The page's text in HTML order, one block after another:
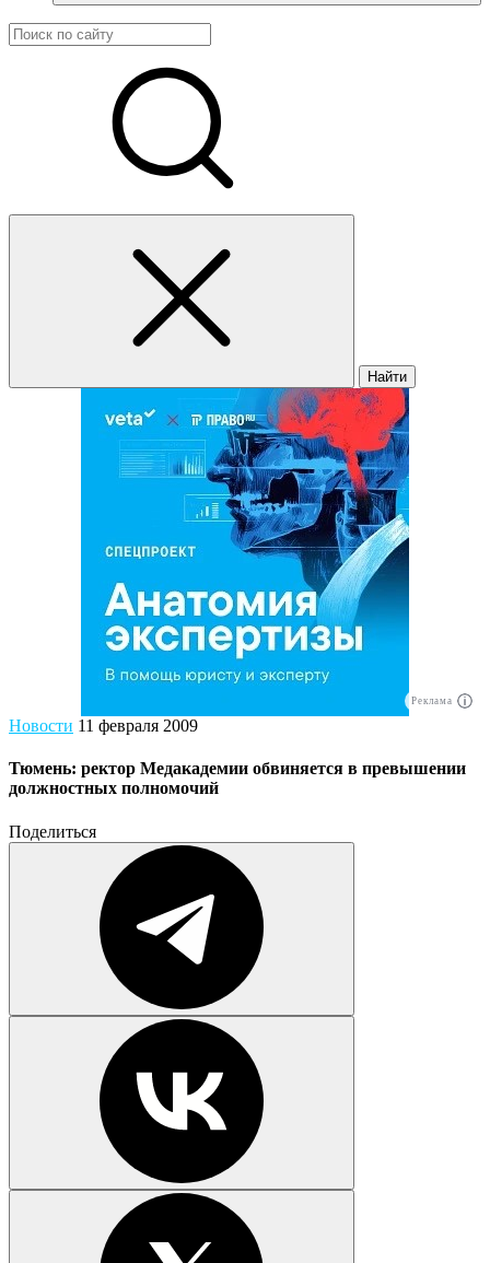
Найти
Реклама
Новости 11 февраля 2009
Тюмень: ректор Медакадемии обвиняется в превышении
должностных полномочий
Поделиться